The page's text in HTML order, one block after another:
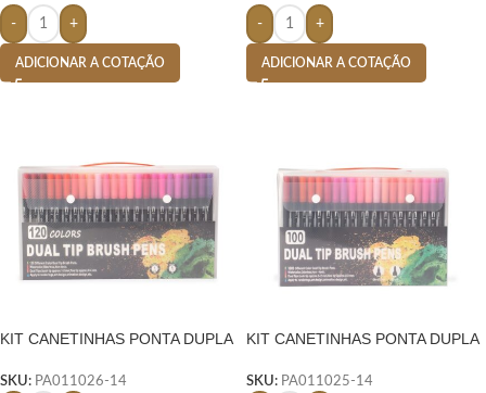
- +
ADICIONAR A COTAÇÃO
- +
ADICIONAR A COTAÇÃO
KIT CANETINHAS PONTA DUPLA
SKU: PA011026-14
KIT CANETINHAS PONTA DUPLA
SKU: PA011025-14